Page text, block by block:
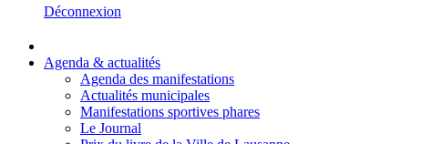
Déconnexion
Agenda & actualités
Agenda des manifestations
Actualités municipales
Manifestations sportives phares
Le Journal